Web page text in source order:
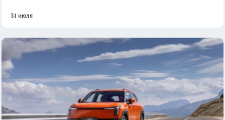
31 июля